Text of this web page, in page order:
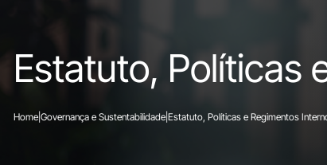
Estatuto, Políticas
Home Governança e Sustentabilidade Estatuto, Políticas e Regimentos